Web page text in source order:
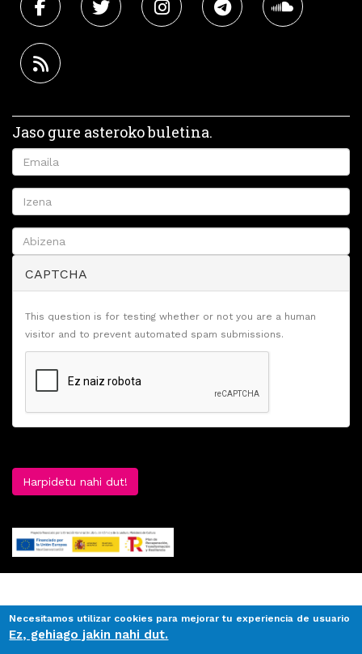
Jaso gure asteroko buletina.
CAPTCHA
This question is for testing whether or not you are a human
visitor and to prevent automated spam submissions.
Harpidetu nahi dut!
Necesitamos utilizar cookies para mejorar tu experiencia de usuario
Ez, gehiago jakin nahi dut.